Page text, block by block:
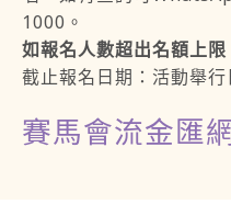
1000。
如報名人數超出名額上
截止報名日期：活動舉
賽馬會流金匯